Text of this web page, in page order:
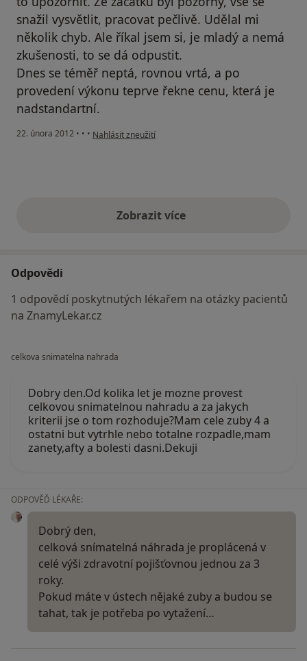
snažil vysvětlit, pracovat pečlivě. Udělal mi
několik chyb. Ale říkal jsem si, je mladý a nemá
zkušenosti, to se dá odpustit.
Dnes se téměř neptá, rovnou vrtá, a po
provedení výkonu teprve řekne cenu, která je
nadstandartní.
22. února 2012 • • • podle názoru uživatele Váš účet byl odstraněn
Nahlásit zneužití
Zobrazit vícevýše uvedené názory
Odpovědi
1 odpovědí poskytnutých lékařem na otázky pacientů
na ZnamyLekar.cz
celkova snimatelna nahrada
Dobry den.Od kolika let je mozne provest
celkovou snimatelnou nahradu a za jakych
kriterii jse o tom rozhoduje?Mam cele zuby 4 a
ostatni but vytrhle nebo totalne rozpadle,mam
zanety,afty a bolesti dasni.Dekuji
ODPOVĚĎ LÉKAŘE:
Dobrý den,
celková snímatelná náhrada je proplácená v
celé výši zdravotní pojišťovnou jednou za 3
roky.
Pokud máte v ústech nějaké zuby a budou se
tahat, tak je potřeba po vytažení…